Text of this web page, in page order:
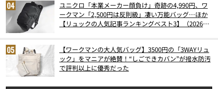
ユニクロ「本業メーカー顔負け」奇跡の4,990円、ワ
ークマン「2,500円は反則級」凄い万能バッグ…ほか
【リュックの人気記事ランキングベスト3】（2026年
【ワークマンの大人気バッグ】3500円の「3WAYリュ
ック」をマニアが絶賛！“しごできカバン”が撥水防汚
で評判以上に優秀だった